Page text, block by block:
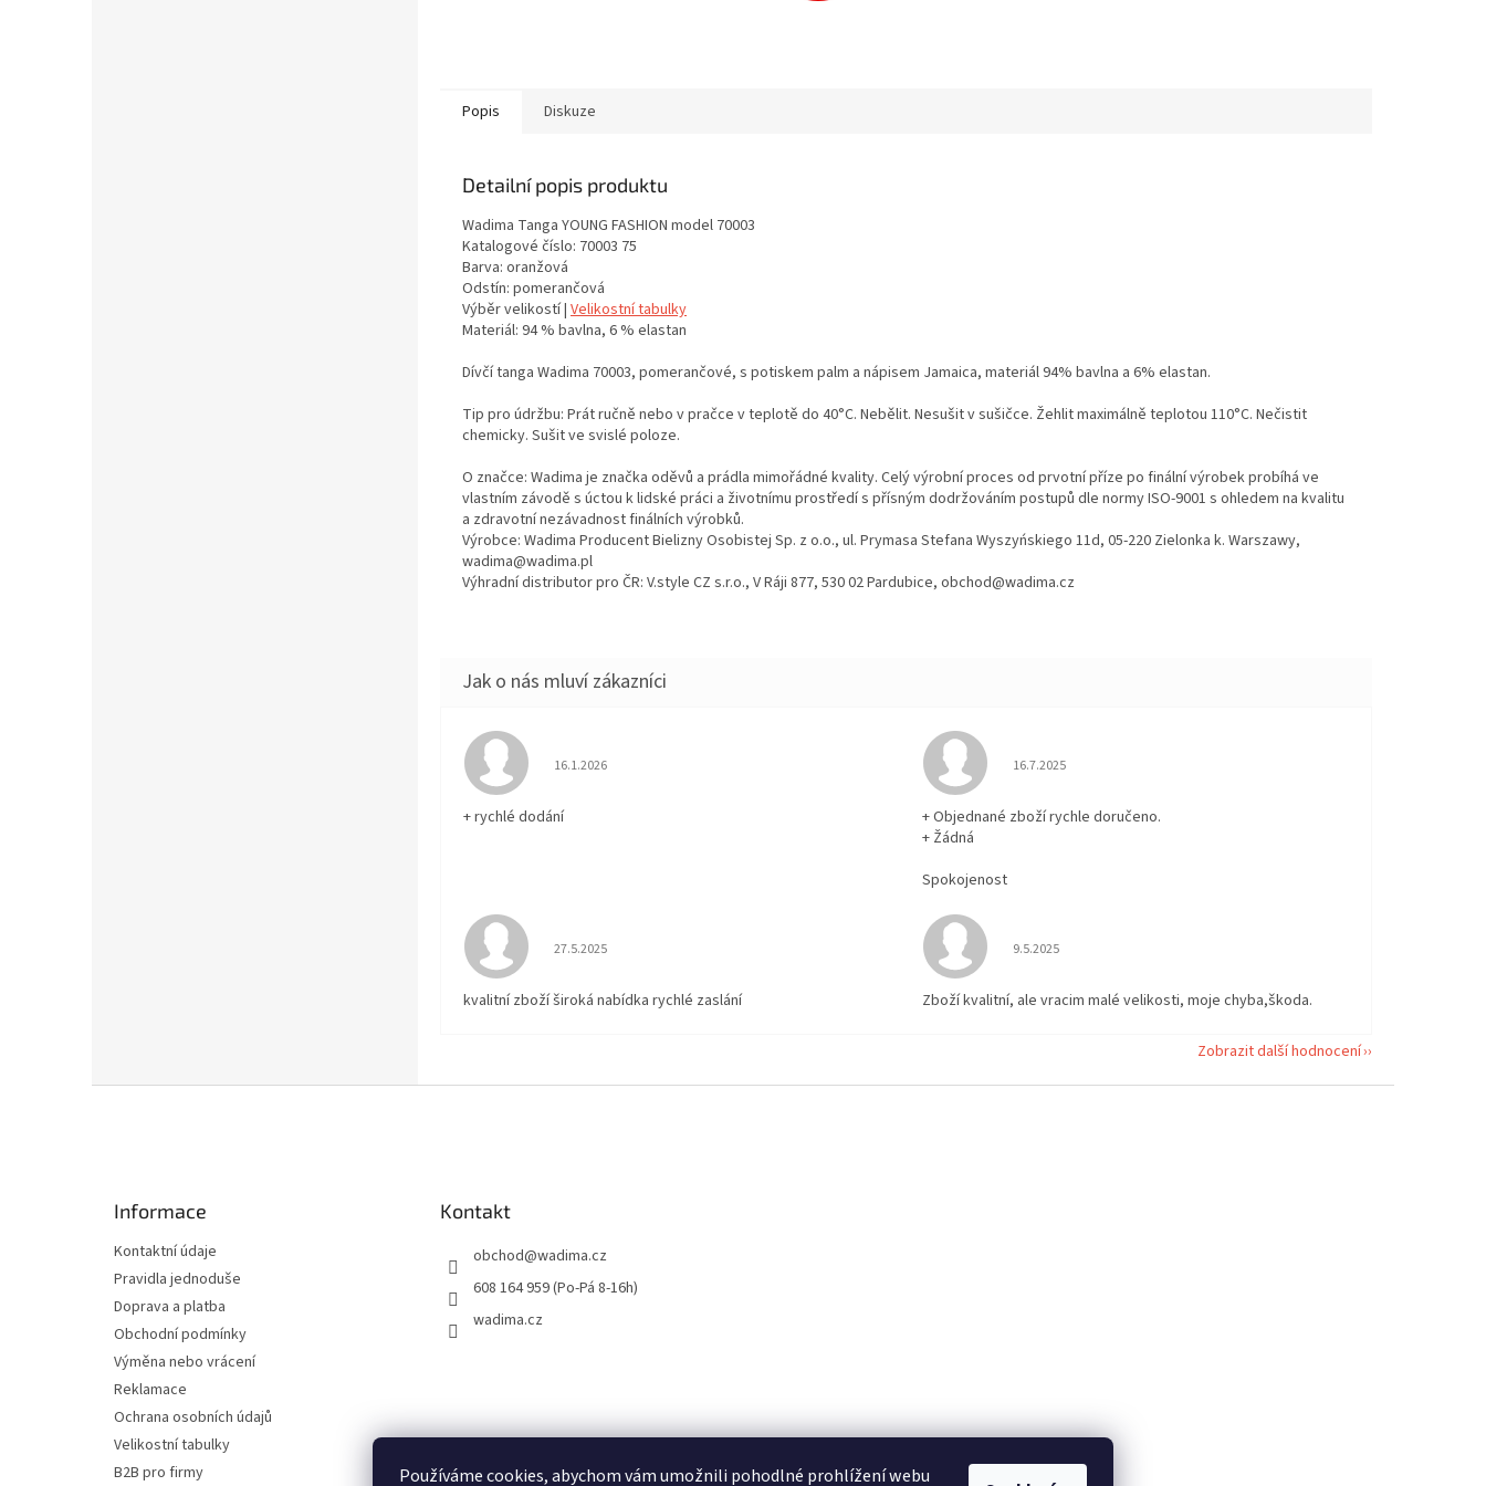
Používáme cookies, abychom vám umožnili pohodlné prohlížení webu
Popis Diskuze
Detailní popis produktu
Wadima Tanga YOUNG FASHION model 70003
Katalogové číslo: 70003 75
Barva: oranžová
Odstín: pomerančová
Výběr velikostí | Velikostní tabulky
Materiál: 94 % bavlna, 6 % elastan
Dívčí tanga Wadima 70003, pomerančové, s potiskem palm a nápisem Jamaica, materiál 94% bavlna a 6% elastan.
Tip pro údržbu: Prát ručně nebo v pračce v teplotě do 40°C. Nebělit. Nesušit v sušičce. Žehlit maximálně teplotou 110°C. Nečistit
chemicky. Sušit ve svislé poloze.
O značce: Wadima je značka oděvů a prádla mimořádné kvality. Celý výrobní proces od prvotní příze po finální výrobek probíhá ve
vlastním závodě s úctou k lidské práci a životnímu prostředí s přísným dodržováním postupů dle normy ISO-9001 s ohledem na kvalitu
a zdravotní nezávadnost finálních výrobků.
Výrobce: Wadima Producent Bielizny Osobistej Sp. z o.o., ul. Prymasa Stefana Wyszyńskiego 11d, 05-220 Zielonka k. Warszawy,
wadima@wadima.pl
Výhradní distributor pro ČR: V.style CZ s.r.o., V Ráji 877, 530 02 Pardubice, obchod@wadima.cz
Hodnocení obchodu je 5 z 5 hvězdiček.
16.1.2026
+ rychlé dodání
Hodnocení obchodu je 5 z 5 hvězdiček.
16.7.2025
+ Objednané zboží rychle doručeno.
+ Žádná
Spokojenost
Hodnocení obchodu je 5 z 5 hvězdiček.
27.5.2025
kvalitní zboží široká nabídka rychlé zaslání
Hodnocení obchodu je 5 z 5 hvězdiček.
9.5.2025
Zboží kvalitní, ale vracim malé velikosti, moje chyba,škoda.
Zobrazit další hodnocení
Informace
Kontaktní údaje
Pravidla jednoduše
Doprava a platba
Obchodní podmínky
Výměna nebo vrácení
Reklamace
Ochrana osobních údajů
Velikostní tabulky
B2B pro firmy
Kontakt
obchod@wadima.cz
608 164 959 (Po-Pá 8-16h)
wadima.cz